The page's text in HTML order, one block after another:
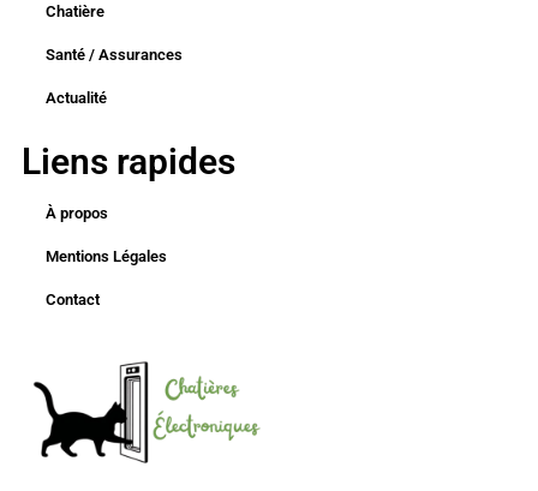
Chatière
Santé / Assurances
Actualité
Liens rapides
À propos
Mentions Légales
Contact